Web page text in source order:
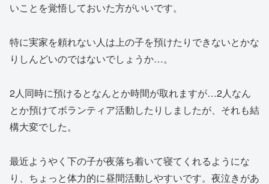
いことを覚悟しておいた方がいいです。
特に実家を頼れない人は上の子を預けたりできないとかな
りしんどいのではないでしょうか…。
2人同時に預けるとなんとか時間が取れますが…2人なん
とか預けてボランティア活動したりしましたが、それも結
構大変でした。
最近ようやく下の子が夜落ち着いて寝てくれるようにな
り、ちょっと体力的に昼間活動しやすいです。夜泣きがあ